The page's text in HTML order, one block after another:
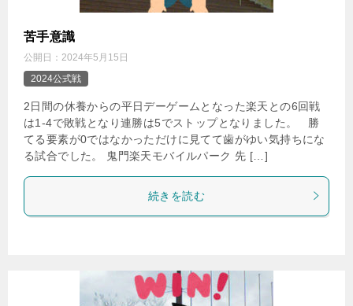
苦手意識
公開日： 2024年5月15日
2024公式戦
2日間の休養からの平日デーゲームとなった楽天との6回戦
は1-4で敗戦となり連勝は5でストップとなりました。 勝
てる要素が0ではなかっただけに見てて歯がゆい気持ちにな
る試合でした。 鬼門楽天モバイルパーク 先 […]
続きを読む